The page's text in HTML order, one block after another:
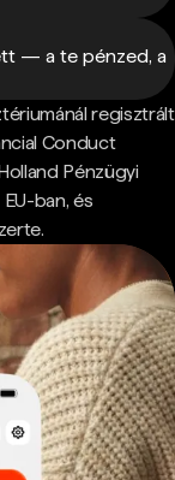
— a te pénzed, a
regisztrált
Conduct
Pénzügyi
ban, és